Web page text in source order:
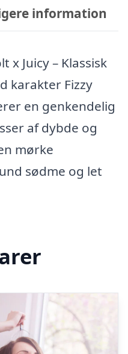
information
x Juicy – Klassisk
karakter Fizzy
en genkendelig
af dybde og
mørke
sødme og let